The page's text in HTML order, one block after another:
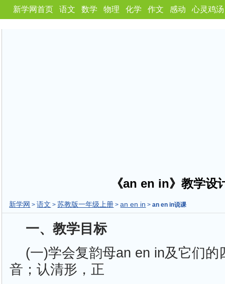
新学网首页 语文 数学 物理 化学 作文 感动 心灵鸡汤
《an en in》教学设
新学网 >语文 > 苏教版一年级上册 >an en in >an en in说课
一、教学目标
(一)学会复韵母an en in及它们的
音；认清形，正